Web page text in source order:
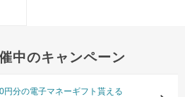
中のキャンペーン
円分の電子マネーギフト貰える